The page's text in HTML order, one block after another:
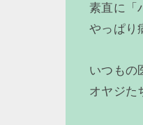
素直に「
やっぱり
いつもの
オヤジた